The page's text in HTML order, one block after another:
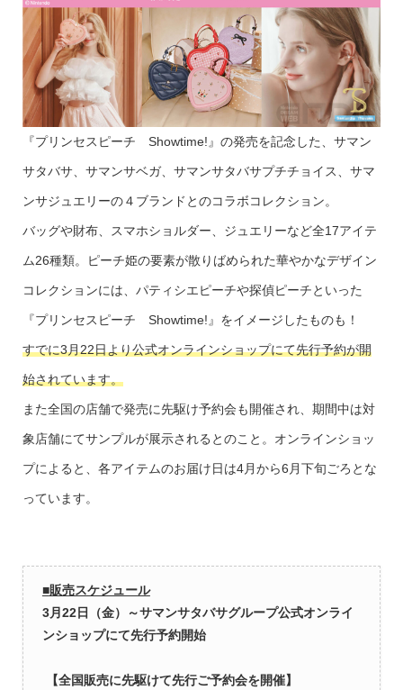
『プリンセスピーチ Showtime!』の発売を記念した、サマン
サタバサ、サマンサベガ、サマンサタバサプチチョイス、サマ
ンサジュエリーの４ブランドとのコラボコレクション。
バッグや財布、スマホショルダー、ジュエリーなど全17アイテ
ム26種類。ピーチ姫の要素が散りばめられた華やかなデザイン
コレクションには、パティシエピーチや探偵ピーチといった
『プリンセスピーチ Showtime!』をイメージしたものも！
すでに3月22日より公式オンラインショップにて先行予約が開
始されています。
また全国の店舗で発売に先駆け予約会も開催され、期間中は対
象店舗にてサンプルが展示されるとのこと。オンラインショッ
プによると、各アイテムのお届け日は4月から6月下旬ごろとな
っています。
■販売スケジュール
3月22日（金）～サマンサタバサグループ公式オンライ
ンショップにて先行予約開始
【全国販売に先駆けて先行ご予約会を開催】